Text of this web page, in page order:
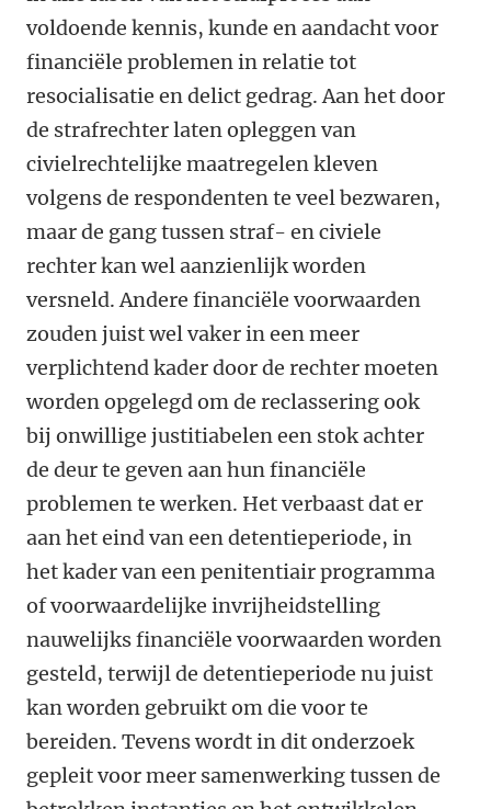
voldoende kennis, kunde en aandacht voor
financiële problemen in relatie tot
resocialisatie en delict gedrag. Aan het door
de strafrechter laten opleggen van
civielrechtelijke maatregelen kleven
volgens de respondenten te veel bezwaren,
maar de gang tussen straf- en civiele
rechter kan wel aanzienlijk worden
versneld. Andere financiële voorwaarden
zouden juist wel vaker in een meer
verplichtend kader door de rechter moeten
worden opgelegd om de reclassering ook
bij onwillige justitiabelen een stok achter
de deur te geven aan hun financiële
problemen te werken. Het verbaast dat er
aan het eind van een detentieperiode, in
het kader van een penitentiair programma
of voorwaardelijke invrijheidstelling
nauwelijks financiële voorwaarden worden
gesteld, terwijl de detentieperiode nu juist
kan worden gebruikt om die voor te
bereiden. Tevens wordt in dit onderzoek
gepleit voor meer samenwerking tussen de